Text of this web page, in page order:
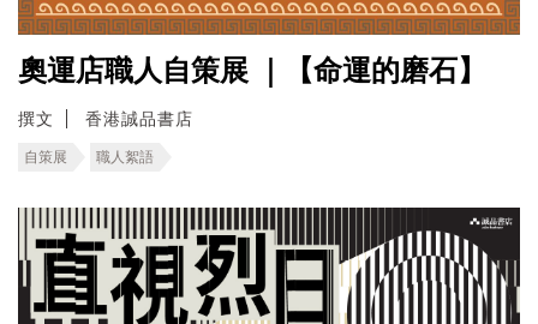
奧運店職人自策展 ｜【命運的磨石】
撰文 香港誠品書店
自策展 職人絮語